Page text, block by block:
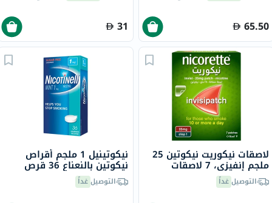
65.50
31
لاصقات نيكوريت نيكوتين 25
ملجم إنفيزي، 7 لاصقات
التوصيلغداً
نيكوتينيل 1 ملجم أقراص
نيكوتين بالنعناع 36 قرص
التوصيلغداً